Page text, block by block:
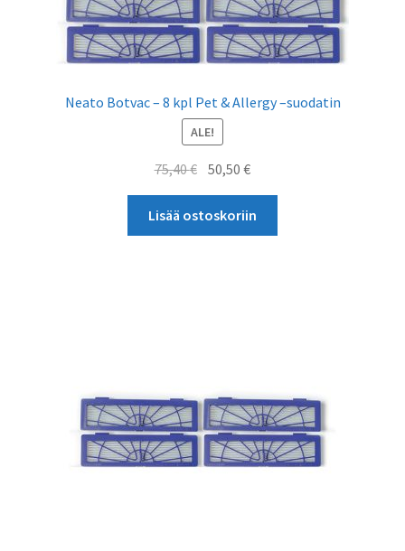
Neato Botvac – 8 kpl Pet & Allergy –suodatin
ALE!
75,40€ Alkuperäinen
oli:
75,40 €.
50,50€Nykyinen
on:
50,50 €.
Lisää ostoskoriin